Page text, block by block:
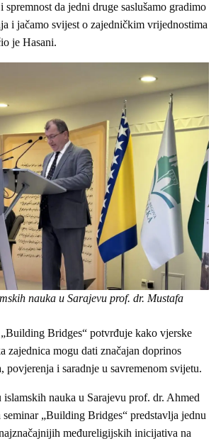
da jedni druge saslušamo gradimo
i jačamo svijest o zajedničkim vrijednostima
je Hasani.
nauka u Sarajevu prof. dr. Mustafa
Bridges“ potvrđuje kako vjerske
zajednica mogu dati značajan doprinos
povjerenja i saradnje u savremenom svijetu.
islamskih nauka u Sarajevu prof. dr. Ahmed
„Building Bridges“ predstavlja jednu
međureligijskih inicijativa na